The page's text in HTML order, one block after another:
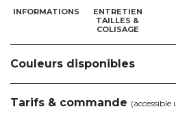
INFORMATIONS
ENTRETIEN
TAILLES &
COLISAGE
Couleurs disponibles
Tarifs & commande